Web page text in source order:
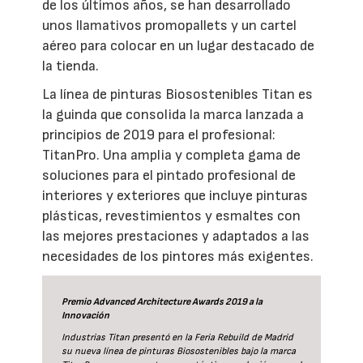
de los últimos años, se han desarrollado
unos llamativos promopallets y un cartel
aéreo para colocar en un lugar destacado de
la tienda.
La línea de pinturas Biosostenibles Titan es
la guinda que consolida la marca lanzada a
principios de 2019 para el profesional:
TitanPro. Una amplia y completa gama de
soluciones para el pintado profesional de
interiores y exteriores que incluye pinturas
plásticas, revestimientos y esmaltes con
las mejores prestaciones y adaptados a las
necesidades de los pintores más exigentes.
Premio Advanced Architecture Awards 2019 a la
Innovación
Industrias Titan presentó en la Feria Rebuild de Madrid
su nueva línea de pinturas Biosostenibles bajo la marca